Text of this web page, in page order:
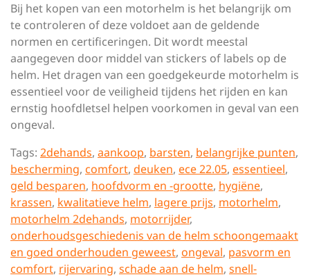
Bij het kopen van een motorhelm is het belangrijk om
te controleren of deze voldoet aan de geldende
normen en certificeringen. Dit wordt meestal
aangegeven door middel van stickers of labels op de
helm. Het dragen van een goedgekeurde motorhelm is
essentieel voor de veiligheid tijdens het rijden en kan
ernstig hoofdletsel helpen voorkomen in geval van een
ongeval.
Tags: 2dehands, aankoop, barsten, belangrijke punten,
bescherming, comfort, deuken, ece 22.05, essentieel,
geld besparen, hoofdvorm en -grootte, hygiëne,
krassen, kwalitatieve helm, lagere prijs, motorhelm,
motorhelm 2dehands, motorrijder,
onderhoudsgeschiedenis van de helm schoongemaakt
en goed onderhouden geweest, ongeval, pasvorm en
comfort, rijervaring, schade aan de helm, snell-